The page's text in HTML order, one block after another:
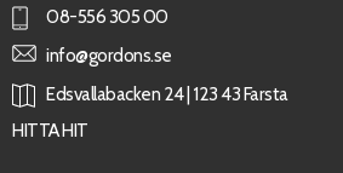
08-556 305 00
info@gordons.se
Edsvallabacken 24 | 123 43 Farsta
HITTA HIT